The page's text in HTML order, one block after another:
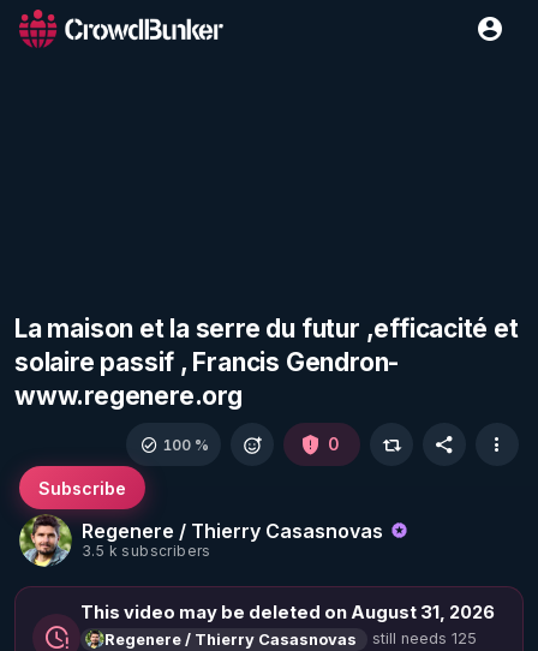
La maison et la serre du futur ,efficacité et
solaire passif , Francis Gendron-
www.regenere.org
Regenere / Thierry Casasnovas
3.5 k subscribers
Subscribe
100 % 0
This video may be deleted on August 31, 2026
Regenere / Thierry Casasnovas
still needs 125